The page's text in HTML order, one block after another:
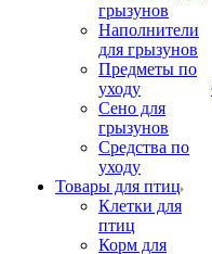
грызунов
Наполнители
для грызунов
Предметы по
уходу
Сено для
грызунов
Средства по
уходу
Товары для птиц
Клетки для
птиц
Корм для